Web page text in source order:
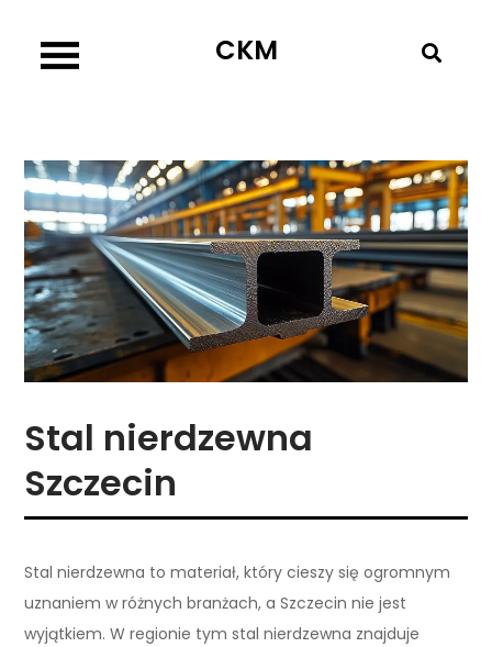
content
CKM
Stal nierdzewna
Szczecin
Stal nierdzewna to materiał, który cieszy się ogromnym
uznaniem w różnych branżach, a Szczecin nie jest
wyjątkiem. W regionie tym stal nierdzewna znajduje